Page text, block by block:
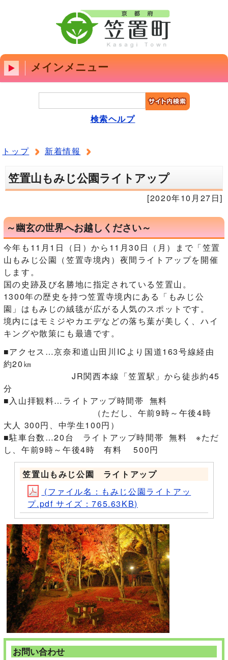
メインメニュー
検索ヘルプ
トップ 新着情報
笠置山もみじ公園ライトアップ
[2020年10月27日]
～幽玄の世界へお越しください～
今年も11月1日（日）から11月30日（月）まで「笠置
山もみじ公園（笠置寺境内）夜間ライトアップを開催
します。
国の史跡及び名勝地に指定されている笠置山。
1300年の歴史を持つ笠置寺境内にある「もみじ公
園」はもみじの絨毯が広がる人気のスポットです。
境内にはモミジやカエデなどの落ち葉が美しく、ハイ
キングや散策にも最適です。
■アクセス…京奈和道山田川ICより国道163号線経由
約20㎞
JR関西本線「笠置駅」から徒歩約45
分
■入山拝観料…ライトアップ時間帯 無料
（ただし、午前9時～午後4時
大人 300円、中学生100円）
■駐車台数…20台 ライトアップ時間帯 無料 ※ただ
し、午前9時～午後4時 有料 500円
笠置山もみじ公園 ライトアップ
(ファイル名：もみじ公園ライトアッ
プ.pdf サイズ：765.63KB)
お問い合わせ